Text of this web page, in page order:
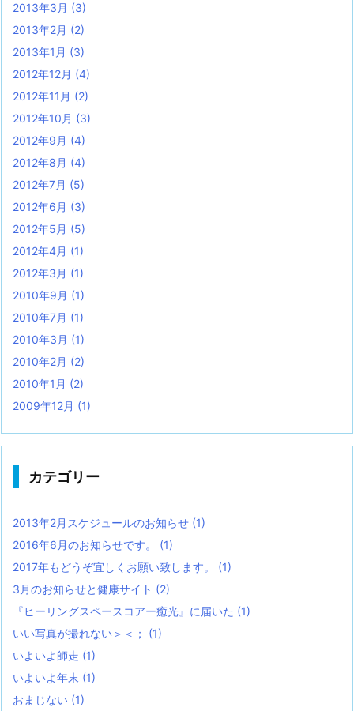
2013年3月 (3)
2013年2月 (2)
2013年1月 (3)
2012年12月 (4)
2012年11月 (2)
2012年10月 (3)
2012年9月 (4)
2012年8月 (4)
2012年7月 (5)
2012年6月 (3)
2012年5月 (5)
2012年4月 (1)
2012年3月 (1)
2010年9月 (1)
2010年7月 (1)
2010年3月 (1)
2010年2月 (2)
2010年1月 (2)
2009年12月 (1)
カテゴリー
2013年2月スケジュールのお知らせ (1)
2016年6月のお知らせです。 (1)
2017年もどうぞ宜しくお願い致します。 (1)
3月のお知らせと健康サイト (2)
『ヒーリングスペースコアー癒光』に届いた (1)
いい写真が撮れない＞＜； (1)
いよいよ師走 (1)
いよいよ年末 (1)
おまじない (1)